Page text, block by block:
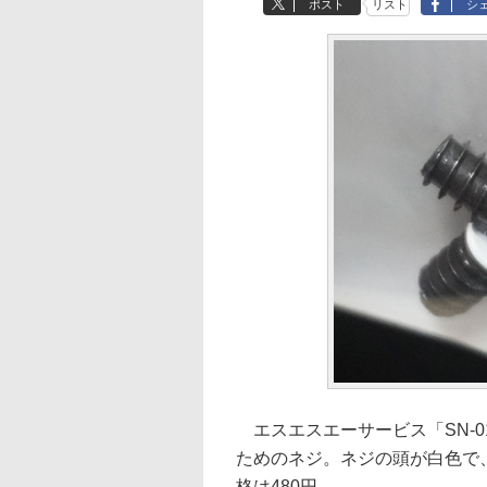
ポスト リスト シ
エスエスエーサービス「SN-
ためのネジ。ネジの頭が白色